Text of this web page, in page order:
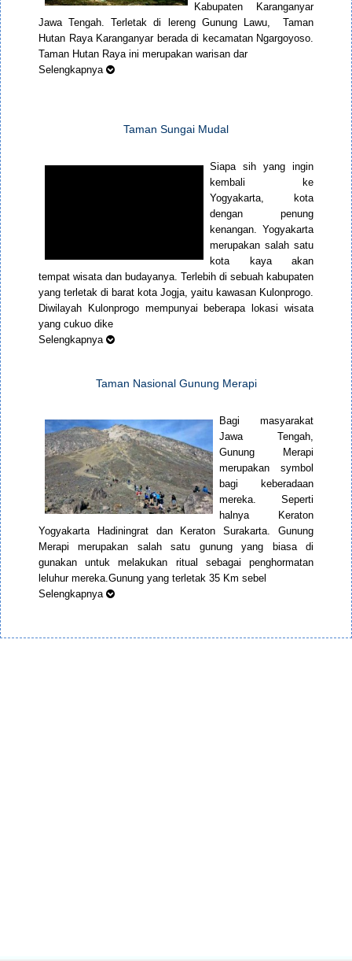
Kabupaten Karanganyar
Jawa Tengah. Terletak di lereng Gunung Lawu, Taman
Hutan Raya Karanganyar berada di kecamatan Ngargoyoso.
Taman Hutan Raya ini merupakan warisan dar
Selengkapnya
Taman Sungai Mudal
Siapa sih yang ingin
kembali ke
Yogyakarta, kota
dengan penung
kenangan. Yogyakarta
merupakan salah satu
kota kaya akan
tempat wisata dan budayanya. Terlebih di sebuah kabupaten
yang terletak di barat kota Jogja, yaitu kawasan Kulonprogo.
Diwilayah Kulonprogo mempunyai beberapa lokasi wisata
yang cukuo dike
Selengkapnya
Taman Nasional Gunung Merapi
Bagi masyarakat
Jawa Tengah,
Gunung Merapi
merupakan symbol
bagi keberadaan
mereka. Seperti
halnya Keraton
Yogyakarta Hadiningrat dan Keraton Surakarta. Gunung
Merapi merupakan salah satu gunung yang biasa di
gunakan untuk melakukan ritual sebagai penghormatan
leluhur mereka.Gunung yang terletak 35 Km sebel
Selengkapnya